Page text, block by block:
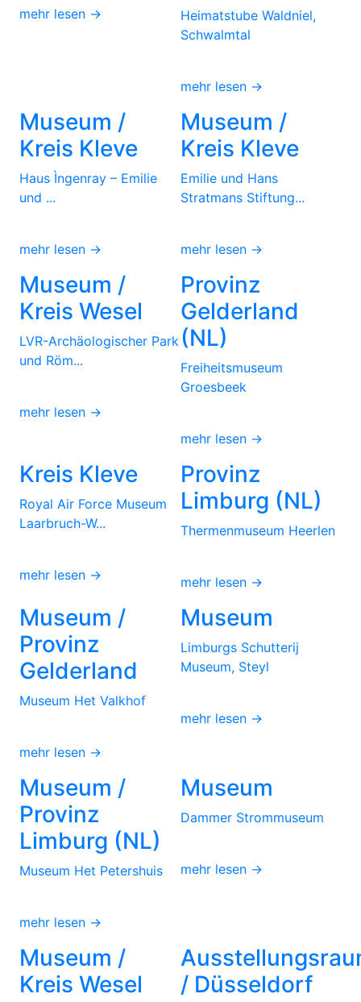
mehr lesen →
Heimatstube Waldniel,
Schwalmtal
mehr lesen →
Museum /
Kreis Kleve
Haus Ìngenray – Emilie
und ...
mehr lesen →
Museum /
Kreis Kleve
Emilie und Hans
Stratmans Stiftung...
mehr lesen →
Museum /
Kreis Wesel
LVR-Archäologischer Park
und Röm...
mehr lesen →
Provinz
Gelderland
(NL)
Freiheitsmuseum
Groesbeek
mehr lesen →
Kreis Kleve
Royal Air Force Museum
Laarbruch-W...
mehr lesen →
Provinz
Limburg (NL)
Thermenmuseum Heerlen
mehr lesen →
Museum /
Provinz
Gelderland
Museum Het Valkhof
mehr lesen →
Museum
Limburgs Schutterij
Museum, Steyl
mehr lesen →
Museum /
Provinz
Limburg (NL)
Museum Het Petershuis
mehr lesen →
Museum
Dammer Strommuseum
mehr lesen →
Museum /
Kreis Wesel
/ Düsseldorf